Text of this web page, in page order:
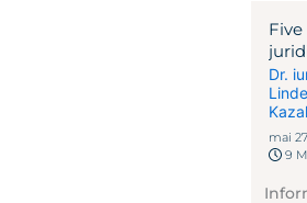
Five
Dr.
mai
9